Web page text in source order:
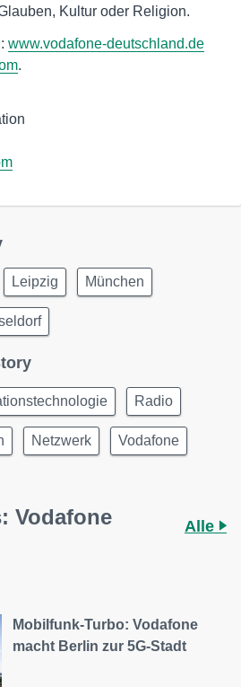
Kultur oder Religion.
www.vodafone-deutschland.de
.
Leipzig München
Radio
Netzwerk Vodafone
Vodafone
Alle
Mobilfunk-Turbo: Vodafone
macht Berlin zur 5G-Stadt